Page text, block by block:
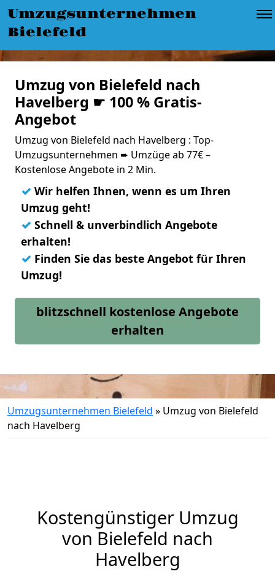
Umzugsunternehmen
Bielefeld
Umzug von Bielefeld nach
Havelberg ☛ 100 % Gratis-
Angebot
Umzug von Bielefeld nach Havelberg : Top-
Umzugsunternehmen ➨ Umzüge ab 77€ –
Kostenlose Angebote in 2 Min.
✓ Wir helfen Ihnen, wenn es um Ihren
Umzug geht!
✓ Schnell & unverbindlich Angebote
erhalten!
✓ Finden Sie das beste Angebot für Ihren
Umzug!
blitzschnell kostenlose Angebote
erhalten
Umzugsunternehmen Bielefeld » Umzug von Bielefeld
nach Havelberg
Kostengünstiger Umzug
von Bielefeld nach
Havelberg